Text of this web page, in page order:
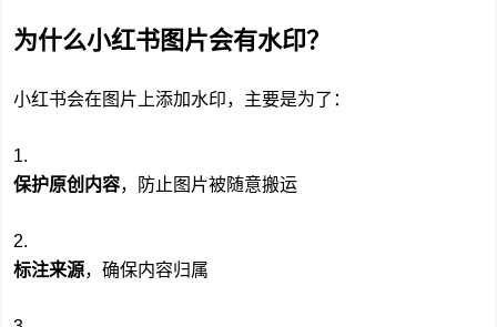
为什么小红书图片会有水印？
小红书会在图片上添加水印，主要是为了：
保护原创内容，防止图片被随意搬运
标注来源，确保内容归属